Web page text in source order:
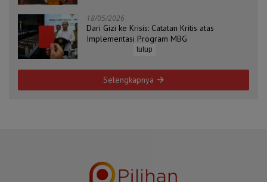
18/05/2026
Dari Gizi ke Krisis: Catatan Kritis atas
Implementasi Program MBG
Selengkapnya
tutup